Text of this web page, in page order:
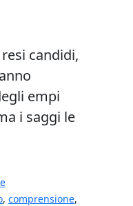
candidi,
empi
i saggi le
, comprensione,